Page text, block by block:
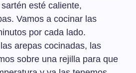
esté caliente,
Vamos a cocinar las
por cada lado.
arepas cocinadas, las
sobre una rejilla para que